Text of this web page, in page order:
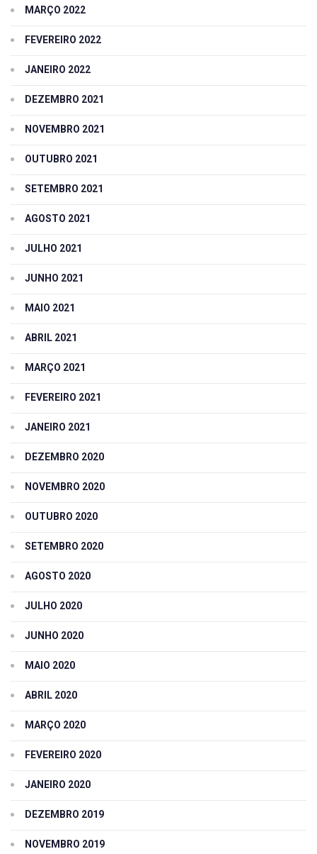
MARÇO 2022
FEVEREIRO 2022
JANEIRO 2022
DEZEMBRO 2021
NOVEMBRO 2021
OUTUBRO 2021
SETEMBRO 2021
AGOSTO 2021
JULHO 2021
JUNHO 2021
MAIO 2021
ABRIL 2021
MARÇO 2021
FEVEREIRO 2021
JANEIRO 2021
DEZEMBRO 2020
NOVEMBRO 2020
OUTUBRO 2020
SETEMBRO 2020
AGOSTO 2020
JULHO 2020
JUNHO 2020
MAIO 2020
ABRIL 2020
MARÇO 2020
FEVEREIRO 2020
JANEIRO 2020
DEZEMBRO 2019
NOVEMBRO 2019